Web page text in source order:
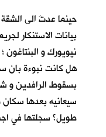
حينما عدتَ الى
بيانات الاستنكار
هل كانت نبوءة بان
بسقوط الرافدين و
سيعانيه بعدها
طويل؟ سجلتها في